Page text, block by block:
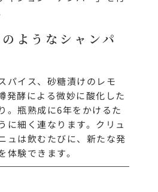
ようなシャンパ
パイス、砂糖漬けのレモ
発酵による微妙に酸化した
。瓶熟成に6年をかけるた
に細く連なります。クリュ
ュは飲むたびに、新たな発
体験できます。